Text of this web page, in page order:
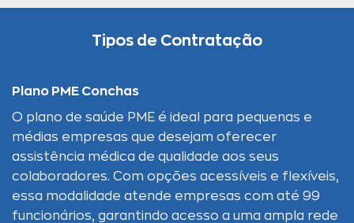
Tipos de Contratação
Plano PME Conchas
O plano de saúde PME é ideal para pequenas e
médias empresas que desejam oferecer
assistência médica de qualidade aos seus
colaboradores. Com opções acessíveis e flexíveis,
essa modalidade atende empresas com até 99
funcionários, garantindo acesso a uma ampla rede